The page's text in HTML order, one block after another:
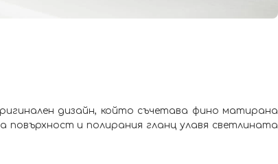
дизайн, който съчетава фино матирана
и полирания гланц улавя светлината